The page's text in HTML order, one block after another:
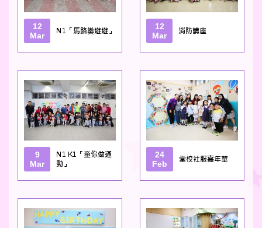
12
Mar
N1「馬路樂遊遊」
12
Mar
消防講座
9
Mar
N1 K1「童你做運
動」
24
Feb
堂校社服嘉年華